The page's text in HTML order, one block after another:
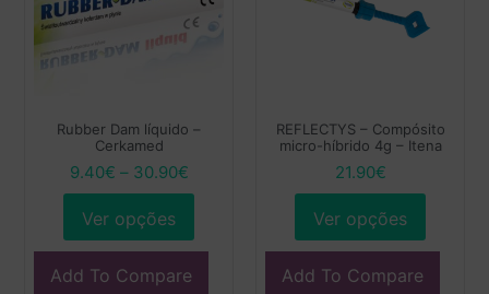
Rubber Dam líquido –
Cerkamed
9.40€ – 30.90€
Ver opções
Add To Compare
REFLECTYS – Compósito
micro-híbrido 4g – Itena
21.90€
Ver opções
Add To Compare